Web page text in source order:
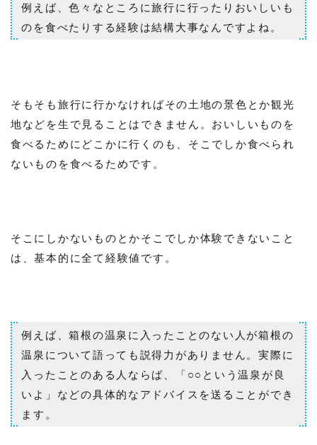
例えば、色々なところに旅行に行ったりおいしいも
のを食べたりする経験は結構大事なんですよね。
そもそも旅行に行かなければその土地の景色とか観光
地などを生で見ることはできません。おいしいものを
食べるためにどこかに行くのも、そこでしか食べられ
ないものを食べるためです。
そこにしかないものとかそこでしか体験できないこと
は、基本的に全て経験値です。
例えば、箱根の温泉に入ったことのない人が箱根の
温泉について語っても説得力がありません。実際に
入ったことのある人ならば、「○○という温泉が良
いよ」などの具体的なアドバイスを送ることができ
ます。